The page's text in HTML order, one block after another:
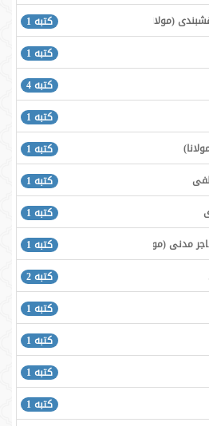
(مولانا)
كتبه 1
كتبه 1
كتبه 4
كتبه 1
كتبه 1
كتبه 1
كتبه 1
مدنى (مولانا)
كتبه 1
كتبه 2
كتبه 1
كتبه 1
كتبه 1
كتبه 1